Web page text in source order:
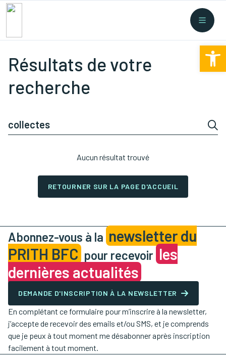
Collectes Nouvelles législations/
Résultats de votre
recherche
Aucun résultat trouvé
RETOURNER SUR LA PAGE D'ACCUEIL
Abonnez-vous à la newsletter du
PRITH BFC pour recevoir les
dernières actualités
DEMANDE D'INSCRIPTION À LA NEWSLETTER
En complétant ce formulaire pour m’inscrire à la newsletter,
j’accepte de recevoir des emails et/ou SMS, et je comprends
que je peux à tout moment me désabonner après inscription
facilement à tout moment.